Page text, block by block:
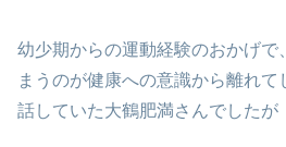
幼少期からの運動経験のおかげで
まうのが健康への意識から離れ
話していた大鶴肥満さんでしたが